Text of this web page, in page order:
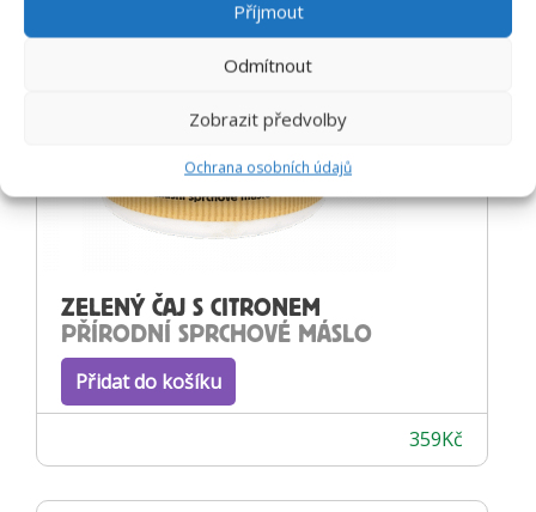
Příjmout
Odmítnout
Zobrazit předvolby
Ochrana osobních údajů
ZELENÝ ČAJ S CITRONEM
PŘÍRODNÍ SPRCHOVÉ MÁSLO
Přidat do košíku
359Kč